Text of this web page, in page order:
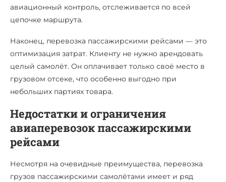
авиационный контроль, отслеживается по всей
цепочке маршрута.
Наконец, перевозка пассажирскими рейсами — это
оптимизация затрат. Клиенту не нужно арендовать
целый самолёт. Он оплачивает только своё место в
грузовом отсеке, что особенно выгодно при
небольших партиях товара.
Недостатки и ограничения
авиаперевозок пассажирскими
рейсами
Несмотря на очевидные преимущества, перевозка
грузов пассажирскими самолётами имеет и ряд